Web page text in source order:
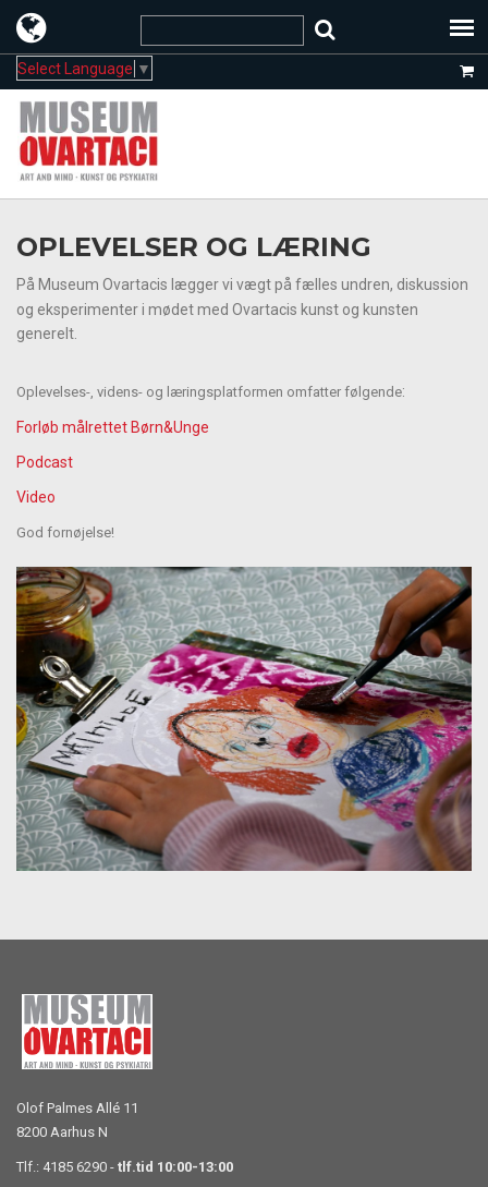
Select Language ▼
OPLEVELSER OG LÆRING
På Museum Ovartacis lægger vi vægt på fælles undren, diskussion
og eksperimenter i mødet med Ovartacis kunst og kunsten
generelt.
Oplevelses-, videns- og læringsplatformen omfatter følgende:
Forløb målrettet Børn&Unge
Podcast
Video
God fornøjelse!
Olof Palmes Allé 11
8200 Aarhus N
Tlf.: 4185 6290 - tlf.tid 10:00-13:00